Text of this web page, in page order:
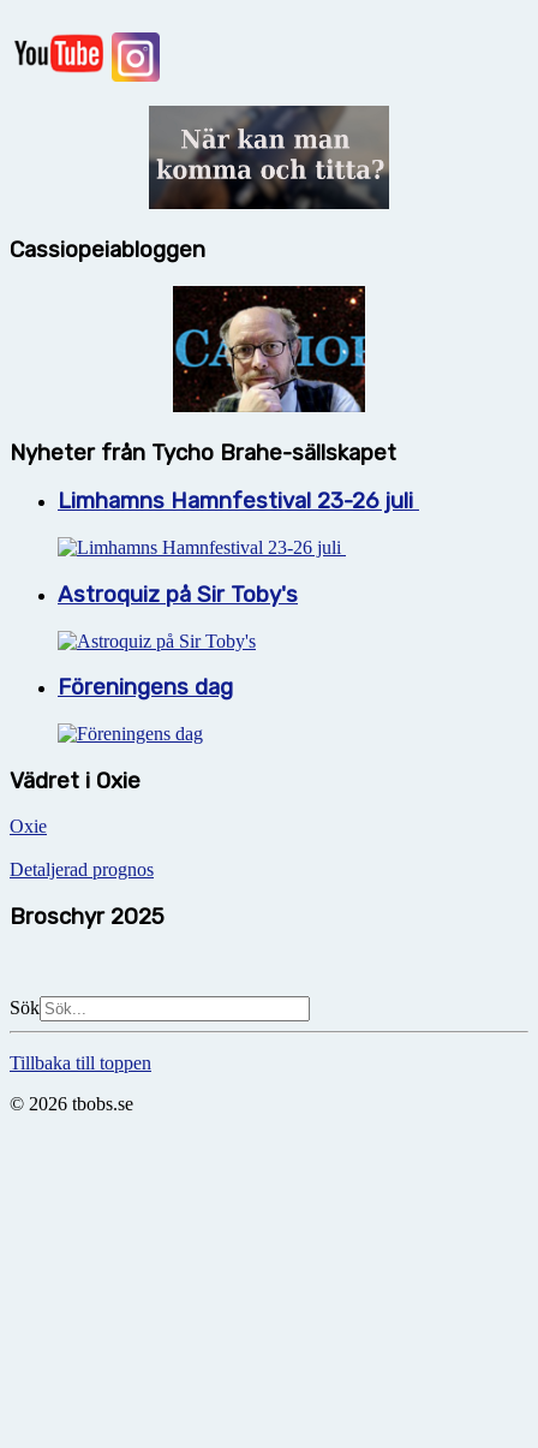
Cassiopeiabloggen
Nyheter från Tycho Brahe-sällskapet
Limhamns Hamnfestival 23-26 juli
Astroquiz på Sir Toby's
Föreningens dag
Vädret i Oxie
Oxie
Detaljerad prognos
Broschyr 2025
Sök
Tillbaka till toppen
© 2026 tbobs.se